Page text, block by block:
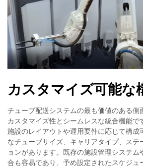
カスタマイズ可能な
チューブ配送システムの最も価値のある側
カスタマイズ性とシームレスな統合機能で
施設のレイアウトや運用要件に応じて構成
なチューブサイズ、キャリアタイプ、ステ
ョンがあります。既存の施設管理システ
合も容易であり、予め設定されたスケジュ